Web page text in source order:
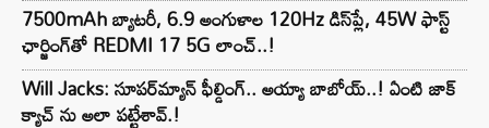
7500mAh బ్యాటరీ, 6.9 అంగుళాల 120Hz డిస్‌ప్లే, 45W ఫాస్ట్
ఛార్జింగ్‌తో REDMI 17 5G లాంచ్..!
Will Jacks: సూపర్‌మ్యాన్ ఫీల్డింగ్.. అయ్యా బాబోయ్..! ఏంటి జాక్
క్యాచ్ ను అలా పట్టేశావ్.!